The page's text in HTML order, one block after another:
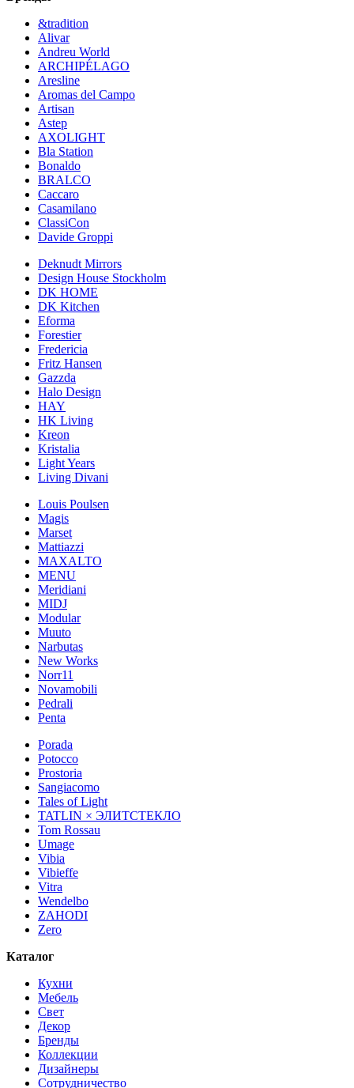
&tradition
Alivar
Andreu World
ARCHIPÉLAGO
Aresline
Aromas del Campo
Artisan
Astep
AXOLIGHT
Bla Station
Bonaldo
BRALCO
Caccaro
Casamilano
ClassiCon
Davide Groppi
Deknudt Mirrors
Design House Stockholm
DK HOME
DK Kitchen
Eforma
Forestier
Fredericia
Fritz Hansen
Gazzda
Halo Design
HAY
HK Living
Kreon
Kristalia
Light Years
Living Divani
Louis Poulsen
Magis
Marset
Mattiazzi
MAXALTO
MENU
Meridiani
MIDJ
Modular
Muuto
Narbutas
New Works
Norr11
Novamobili
Pedrali
Penta
Porada
Potocco
Prostoria
Sangiacomo
Tales of Light
TATLIN × ЭЛИТСТЕКЛО
Tom Rossau
Umage
Vibia
Vibieffe
Vitra
Wendelbo
ZAHODI
Zero
Каталог
Кухни
Мебель
Свет
Декор
Бренды
Коллекции
Дизайнеры
Сотрудничество